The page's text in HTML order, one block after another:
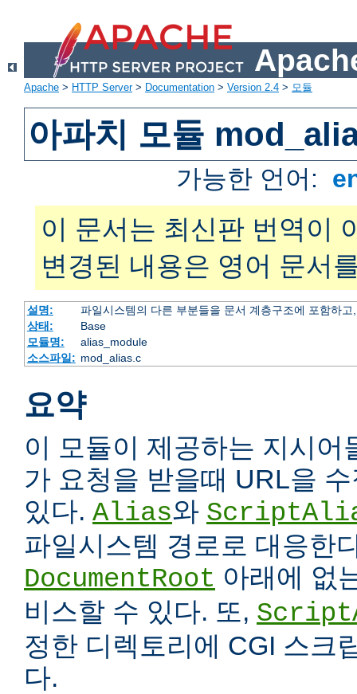
Apache > HTTP Server> Documentation > Version 2.4 > 모듈
아파치 모듈
가능한 언어:
이 문서는 최신판 번역이
변경된 내용은 영어 문서
설명:
파일시스템의 다른 부분들을 문서 계층구조에 포함하
상태:
Base
모듈명:
alias_module
소스파일: mod_alias.c
요약
이 모듈이 제공하는 지시어
가 요청을 받을때 URL을
있다. Alias와
파일시스템 경로로 대응한
DocumentRoot 아래에 없
비스할 수 있다. 또,
정한 디렉토리에 CGI 스크
다.